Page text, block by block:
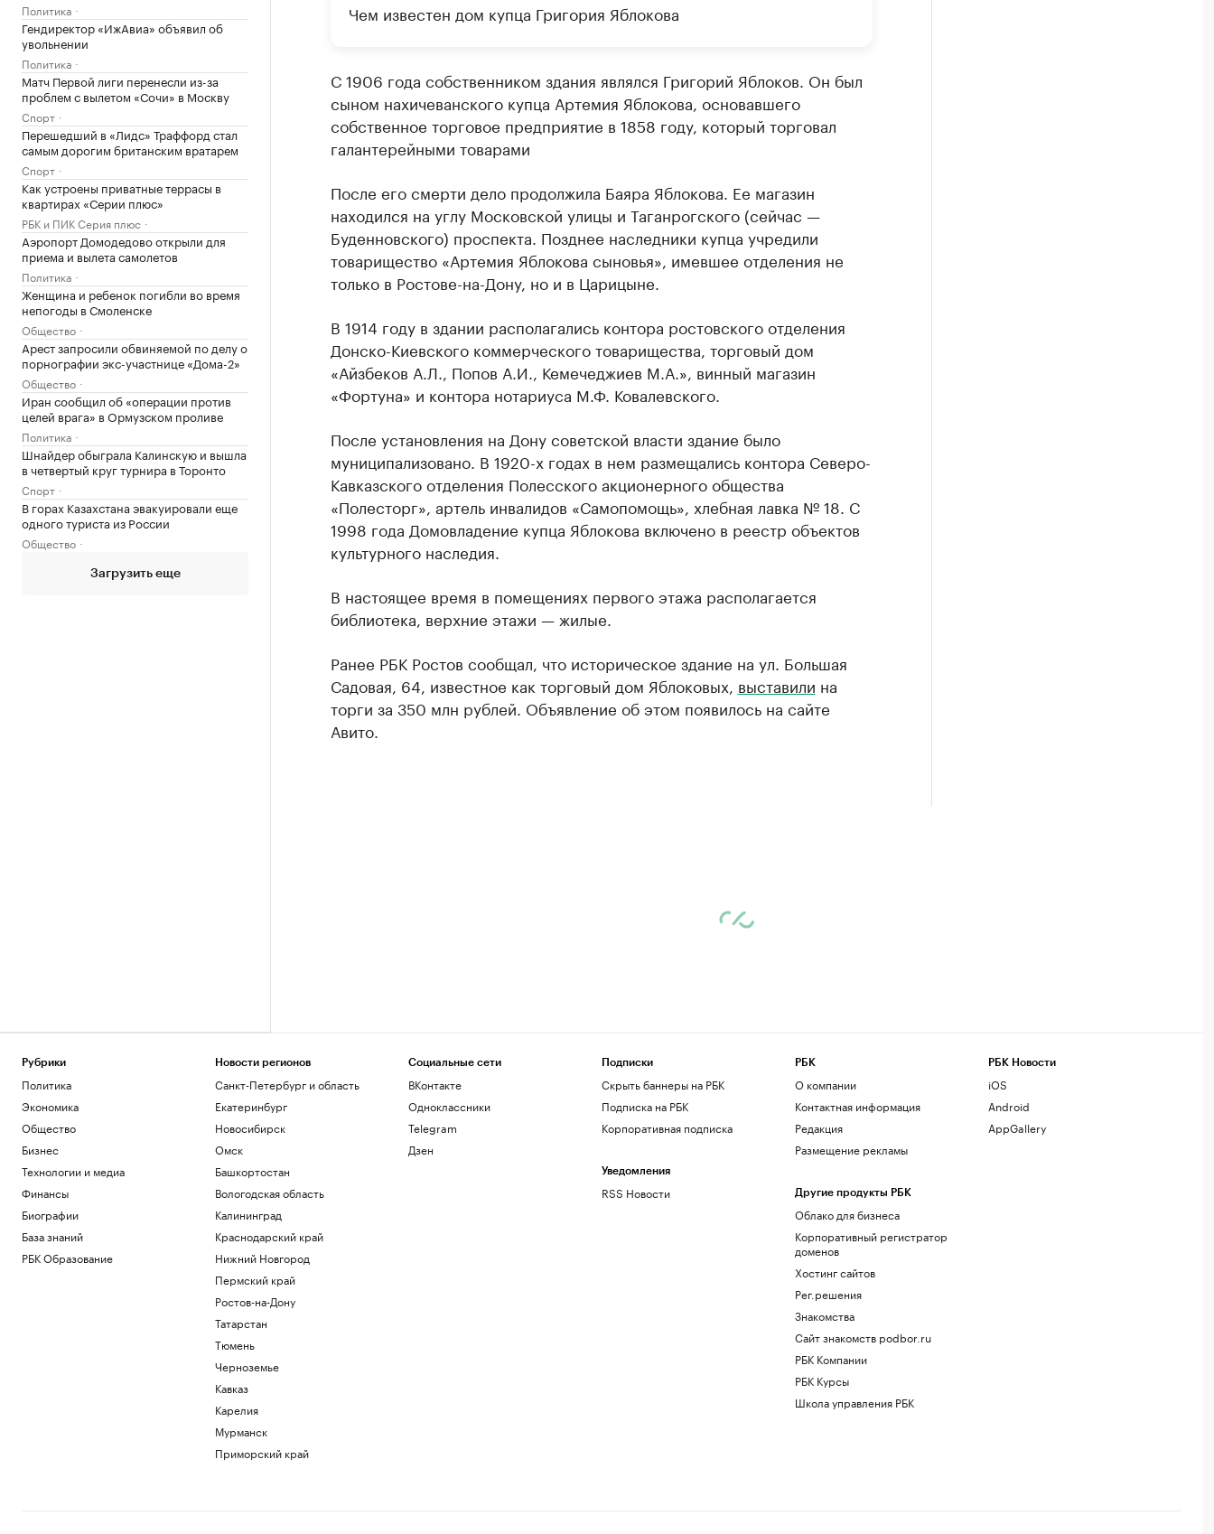
Политика
Гендиректор «ИжАвиа» объявил об
увольнении
Политика
Матч Первой лиги перенесли из-за
проблем с вылетом «Сочи» в Москву
Спорт
Перешедший в «Лидс» Траффорд стал
самым дорогим британским вратарем
Спорт
Как устроены приватные террасы в
квартирах «Серии плюс»
РБК и ПИК Серия плюс
Аэропорт Домодедово открыли для
приема и вылета самолетов
Политика
Женщина и ребенок погибли во время
непогоды в Смоленске
Общество
Арест запросили обвиняемой по делу о
порнографии экс-участнице «Дома-2»
Общество
Иран сообщил об «операции против
целей врага» в Ормузском проливе
Политика
Шнайдер обыграла Калинскую и вышла
в четвертый круг турнира в Торонто
Спорт
В горах Казахстана эвакуировали еще
одного туриста из России
Общество
Загрузить еще
Чем известен дом купца Григория Яблокова
С 1906 года собственником здания являлся Григорий Яблоков. Он был
сыном нахичеванского купца Артемия Яблокова, основавшего
собственное торговое предприятие в 1858 году, который торговал
галантерейными товарами
После его смерти дело продолжила Баяра Яблокова. Ее магазин
находился на углу Московской улицы и Таганрогского (сейчас —
Буденновского) проспекта. Позднее наследники купца учредили
товарищество «Артемия Яблокова сыновья», имевшее отделения не
только в Ростове-на-Дону, но и в Царицыне.
В 1914 году в здании располагались контора ростовского отделения
Донско-Киевского коммерческого товарищества, торговый дом
«Айзбеков А.Л., Попов А.И., Кемечеджиев М.А.», винный магазин
«Фортуна» и контора нотариуса М.Ф. Ковалевского.
После установления на Дону советской власти здание было
муниципализовано. В 1920-х годах в нем размещались контора Северо-
Кавказского отделения Полесского акционерного общества
«Полесторг», артель инвалидов «Самопомощь», хлебная лавка № 18. С
1998 года Домовладение купца Яблокова включено в реестр объектов
культурного наследия.
В настоящее время в помещениях первого этажа располагается
библиотека, верхние этажи — жилые.
Ранее РБК Ростов сообщал, что историческое здание на ул. Большая
Садовая, 64, известное как торговый дом Яблоковых, выставили на
торги за 350 млн рублей. Объявление об этом появилось на сайте
Авито.
Рубрики
Политика
Экономика
Общество
Бизнес
Технологии и медиа
Финансы
Биографии
База знаний
РБК Образование
Новости регионов
Санкт-Петербург и область
Екатеринбург
Новосибирск
Омск
Башкортостан
Вологодская область
Калининград
Краснодарский край
Нижний Новгород
Пермский край
Ростов-на-Дону
Татарстан
Тюмень
Черноземье
Кавказ
Карелия
Мурманск
Приморский край
Социальные сети
ВКонтакте
Одноклассники
Telegram
Дзен
Подписки
Скрыть баннеры на РБК
Подписка на РБК
Корпоративная подписка
Уведомления
RSS Новости
РБК
О компании
Контактная информация
Редакция
Размещение рекламы
Другие продукты РБК
Облако для бизнеса
Корпоративный регистратор
доменов
Хостинг сайтов
Рег.решения
Знакомства
Сайт знакомств podbor.ru
РБК Компании
РБК Курсы
Школа управления РБК
РБК Новости
iOS
Android
AppGallery